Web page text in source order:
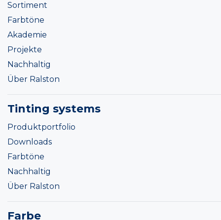
Sortiment
Farbtöne
Akademie
Projekte
Nachhaltig
Über Ralston
Tinting systems
Produktportfolio
Downloads
Farbtöne
Nachhaltig
Über Ralston
Farbe